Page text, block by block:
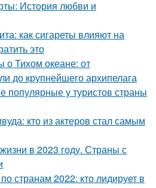
История любви и
как сигареты влияют на
это
о Тихом океане: от
до крупнейшего архипелага
популярные у туристов страны
кто из актеров стал самым
в 2023 году. Страны с
странам 2022: кто лидирует в